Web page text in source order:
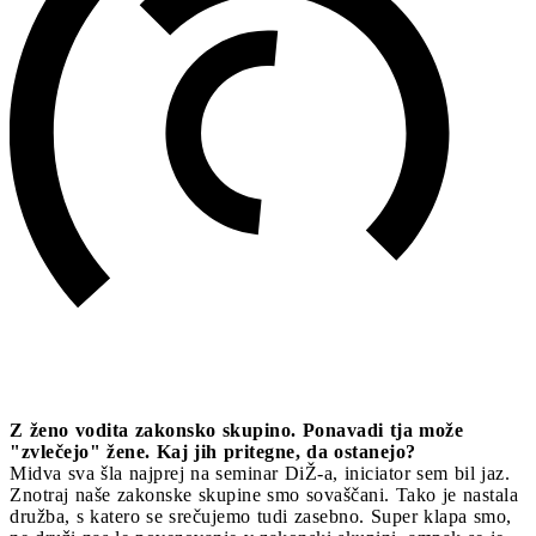
Z ženo vodita zakonsko skupino. Ponavadi tja može
"zvlečejo" žene. Kaj jih pritegne, da ostanejo?
Midva sva šla najprej na seminar DiŽ-a, iniciator sem bil jaz.
Znotraj naše zakonske skupine smo sovaščani. Tako je nastala
družba, s katero se srečujemo tudi zasebno. Super klapa smo,